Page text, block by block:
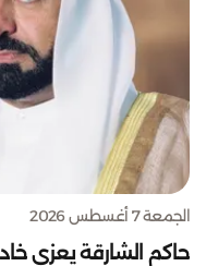
الجمعة 7 أغسطس 2026
حاكم الشارقة يعزي